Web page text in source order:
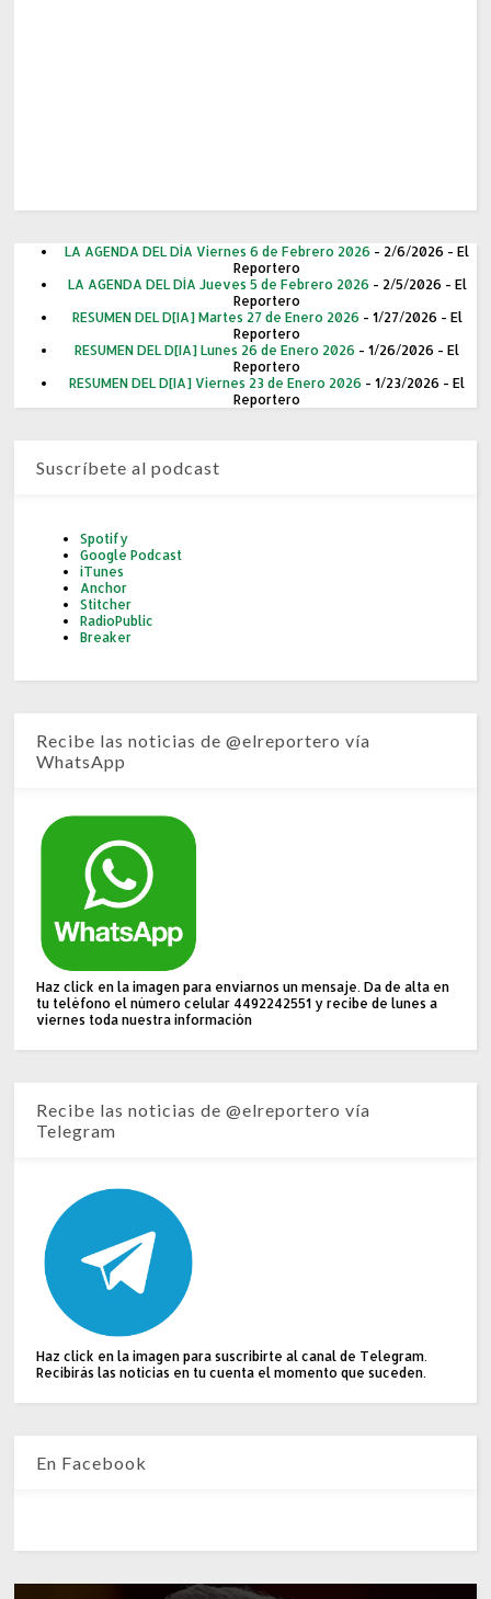
LA AGENDA DEL DÍA Viernes 6 de Febrero 2026 - 2/6/2026 - El
Reportero
LA AGENDA DEL DÍA Jueves 5 de Febrero 2026 - 2/5/2026 - El
Reportero
RESUMEN DEL D[IA] Martes 27 de Enero 2026 - 1/27/2026 - El
Reportero
RESUMEN DEL D[IA] Lunes 26 de Enero 2026 - 1/26/2026 - El
Reportero
RESUMEN DEL D[IA] Viernes 23 de Enero 2026 - 1/23/2026 - El
Reportero
Suscríbete al podcast
Spotify
Google Podcast
iTunes
Anchor
Stitcher
RadioPublic
Breaker
Recibe las noticias de @elreportero vía
WhatsApp
Haz click en la imagen para enviarnos un mensaje. Da de alta en
tu teléfono el número celular 4492242551 y recibe de lunes a
viernes toda nuestra información
Recibe las noticias de @elreportero vía
Telegram
Haz click en la imagen para suscribirte al canal de Telegram.
Recibirás las noticias en tu cuenta el momento que suceden.
En Facebook